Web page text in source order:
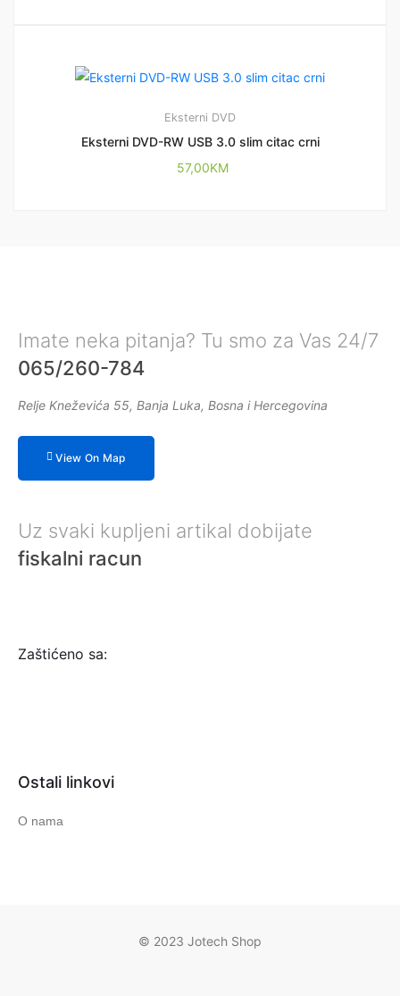
Eksterni DVD
Eksterni DVD-RW USB 3.0 slim citac crni
57,00KM
Imate neka pitanja? Tu smo za Vas 24/7
065/260-784
Relje Kneževića 55, Banja Luka, Bosna i Hercegovina
View On Map
Uz svaki kupljeni artikal dobijate
fiskalni racun
Zaštićeno sa:
Ostali linkovi
O nama
© 2023 Jotech Shop